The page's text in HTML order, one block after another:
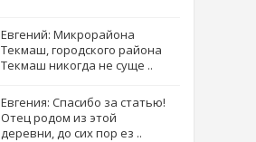
Евгений: Микрорайона
Текмаш, городского района
Текмаш никогда не суще ..
Евгения: Спасибо за статью!
Отец родом из этой
деревни, до сих пор ез ..